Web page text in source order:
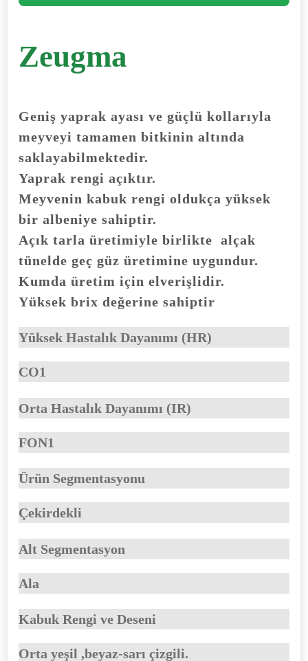
Zeugma
Geniş yaprak ayası ve güçlü kollarıyla
meyveyi tamamen bitkinin altında
saklayabilmektedir.
Yaprak rengi açıktır.
Meyvenin kabuk rengi oldukça yüksek
bir albeniye sahiptir.
Açık tarla üretimiyle birlikte alçak
tünelde geç güz üretimine uygundur.
Kumda üretim için elverişlidir.
Yüksek brix değerine sahiptir
Yüksek Hastalık Dayanımı (HR)
CO1
Orta Hastalık Dayanımı (IR)
FON1
Ürün Segmentasyonu
Çekirdekli
Alt Segmentasyon
Ala
Kabuk Rengi ve Deseni
Orta yeşil ,beyaz-sarı çizgili.